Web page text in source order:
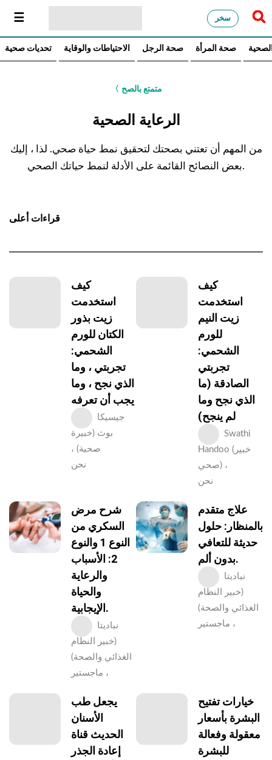
سخر
تحديات صحية الاحتياطات والوقاية صحة الرجل صحة المرأة
〈 متمتع بالصح
الرعاية الصحية
من المهم أن تعتني بصحتك لتحقيق نمط حياة صحي. لذا ، إليك
بعض النصائح القائمة على الأدلة لنمط حياتك الصحي.
قراءات أعلى
كيف
استخدمت
زيت بذور
الكتان للورم
الشحمي:
تجربتي ، وما
الذي نجح ، وما
يجب أن تعرفه
جيسيكا
بوث (خبيرة
صحية) ،
نحن
كيف
استخدمت
زيت النيم
للورم
الشحمي:
تجربتي
الصادقة (ما
الذي نجح وما
لم ينجح)
Swathi
Handoo (خبير
صحي) ،
نحن
شرح مرض
السكري من
النوع 1 والنوع
2: الأسباب
والرعاية
والحياة
الإيجابية.
نباديتا
(خبير النظام
الغذائي والصحة)
، ماجستير
علاج متقدم
بالمنظار: حلول
حديثة للتعافي
بدون ألم.
نباديتا
(خبير النظام
الغذائي والصحة)
، ماجستير
يجعل طب
الأسنان
الحديث قناة
إعادة الجذر
خيارات تفتيح
البشرة بأسعار
معقولة وفعالة
للبشرة